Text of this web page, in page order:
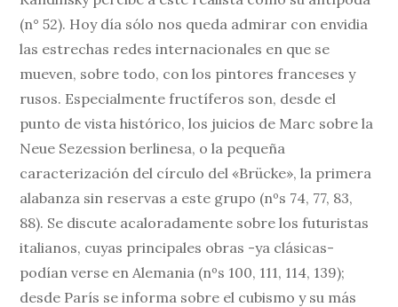
(n° 52). Hoy día sólo nos queda admirar con envidia
las estrechas redes internacionales en que se
mueven, sobre todo, con los pintores franceses y
rusos. Especialmente fructíferos son, desde el
punto de vista histórico, los juicios de Marc sobre la
Neue Sezession berlinesa, o la pequeña
caracterización del círculo del «Brücke», la primera
alabanza sin reservas a este grupo (nºs 74, 77, 83,
88). Se discute acaloradamente sobre los futuristas
italianos, cuyas principales obras -ya clásicas-
podían verse en Alemania (nºs 100, 111, 114, 139);
desde París se informa sobre el cubismo y su más